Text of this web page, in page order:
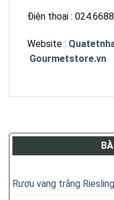
Điện thoại :
Website :
Gourmetstore.vn
Rượu vang trắng